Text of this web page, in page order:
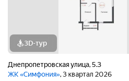
3D-тур
Днепропетровская улица,5.3
ЖК «Симфония», 3 квартал 2026